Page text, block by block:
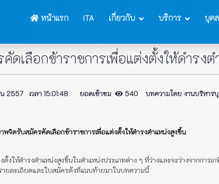
หน้าแรก ITA เกี่ยวกับ บริการ บุค
เลือกข้าราชการเพื่อแต่งตั้งให้ดำรง
2557 เวลา 15:01:48 ยอดเข้าชม 540 บทความโดย งานบริหารบุ
พจิตรับสมัครคัดเลือกข้าราชการเพื่อแต่งตั้งให้ดำรงตำแหน่งสูงขึ้น
ให้ดำรงตำแหน่งสูงขึ้นในตำแหน่งประเภทต่าง ๆ ที่ว่างและจะว่างจากการ
ละเอียดและใบสมัครดังที่แนบท้ายมาในบทความนี้